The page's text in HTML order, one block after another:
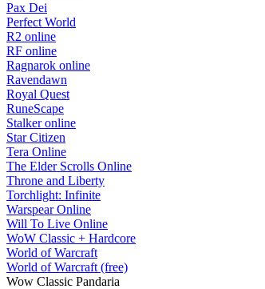
Pax Dei
Perfect World
R2 online
RF online
Ragnarok online
Ravendawn
Royal Quest
RuneScape
Stalker online
Star Citizen
Tera Online
The Elder Scrolls Online
Throne and Liberty
Torchlight: Infinite
Warspear Online
Will To Live Online
WoW Classic + Hardcore
World of Warcraft
World of Warcraft (free)
Wow Classic Pandaria